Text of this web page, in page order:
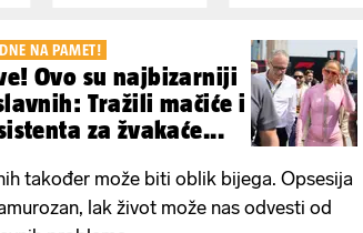
NA PAMET!
Ovo su najbizarniji
Tražili mačiće i
za žvakaće...
također može biti oblik bijega. Opsesija
lak život može nas odvesti od